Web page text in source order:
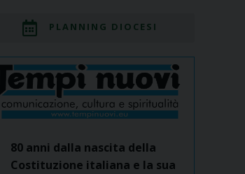
PLANNING DIOCESI
80 anni dalla nascita della
Costituzione italiana e la sua